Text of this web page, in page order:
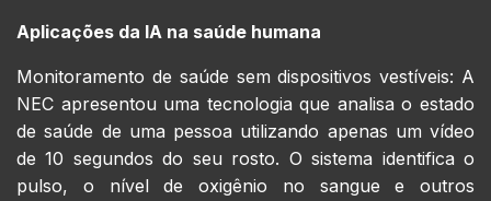
Aplicações da IA na saúde humana
Monitoramento de saúde sem dispositivos vestíveis: A
NEC apresentou uma tecnologia que analisa o estado
de saúde de uma pessoa utilizando apenas um vídeo
de 10 segundos do seu rosto. O sistema identifica o
pulso, o nível de oxigênio no sangue e outros